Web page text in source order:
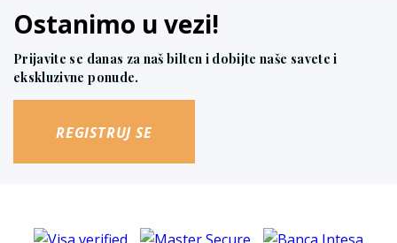
Ostanimo u vezi!
Prijavite se danas za naš bilten i dobijte naše savete i
ekskluzivne ponude.
REGISTRUJ SE